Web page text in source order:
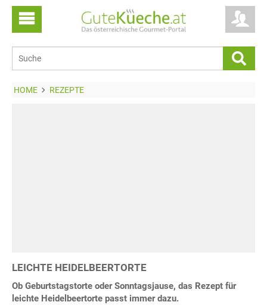
HOME REZEPTE
LEICHTE HEIDELBEERTORTE
Ob Geburtstagstorte oder Sonntagsjause, das Rezept für
leichte Heidelbeertorte passt immer dazu.